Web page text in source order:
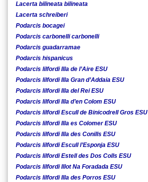
Lacerta bilineata bilineata
Lacerta schreiberi
Podarcis bocagei
Podarcis carbonelli carbonelli
Podarcis guadarramae
Podarcis hispanicus
Podarcis lilfordi Illa de l’Aire ESU
Podarcis lilfordi Illa Gran d’Addaia ESU
Podarcis lilfordi Illa del Rei ESU
Podarcis lilfordi Illa d’en Colom ESU
Podarcis lilfordi Escull de Binicodrell Gros ESU
Podarcis lilfordi Illa es Colomer ESU
Podarcis lilfordi Illa des Conills ESU
Podarcis lilfordi Escull l’Esponja ESU
Podarcis lilfordi Estell des Dos Colls ESU
Podarcis lilfordi Illot Na Foradada ESU
Podarcis lilfordi Illa des Porros ESU